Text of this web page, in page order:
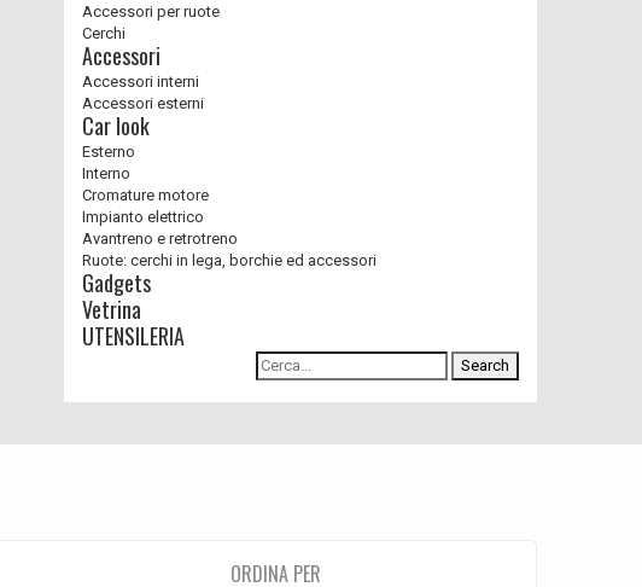
Accessori per ruote
Cerchi
Accessori
Accessori interni
Accessori esterni
Car look
Esterno
Interno
Cromature motore
Impianto elettrico
Avantreno e retrotreno
Ruote: cerchi in lega, borchie ed accessori
Gadgets
Vetrina
UTENSILERIA
Search
ORDINA PER